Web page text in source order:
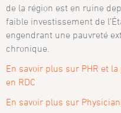
de la région est en ruine
faible investissement de
engendrant une pauvreté
chronique.
En savoir plus sur PHR et
en RDC
En savoir plus sur